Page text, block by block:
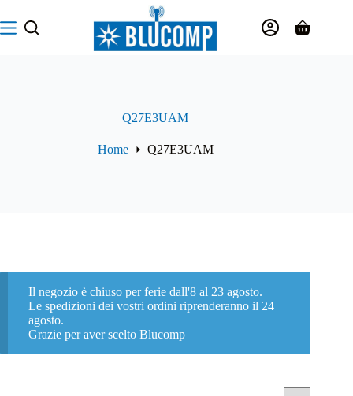
al
contenuto
Carrello
Q27E3UAM
Home Q27E3UAM
Il negozio è chiuso per ferie dall'8 al 23 agosto.
Le spedizioni dei vostri ordini riprenderanno il 24
agosto.
Grazie per aver scelto Blucomp